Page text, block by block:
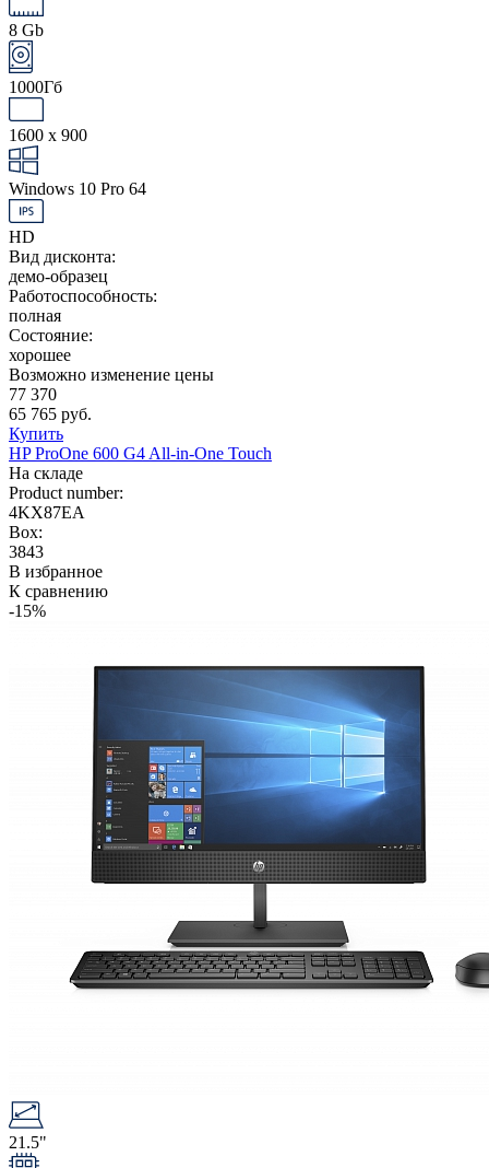
8 Gb
1000Гб
1600 x 900
Windows 10 Pro 64
HD
Вид дисконта:
демо-образец
Работоспособность:
полная
Состояние:
хорошее
Возможно изменение цены
77 370
65 765 руб.
Купить
HP ProOne 600 G4 All-in-One Touch
На складе
Product number:
4KX87EA
Box:
3843
В избранное
К сравнению
-15%
21.5"